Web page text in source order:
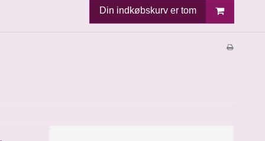
Din indkøbskurv er tom